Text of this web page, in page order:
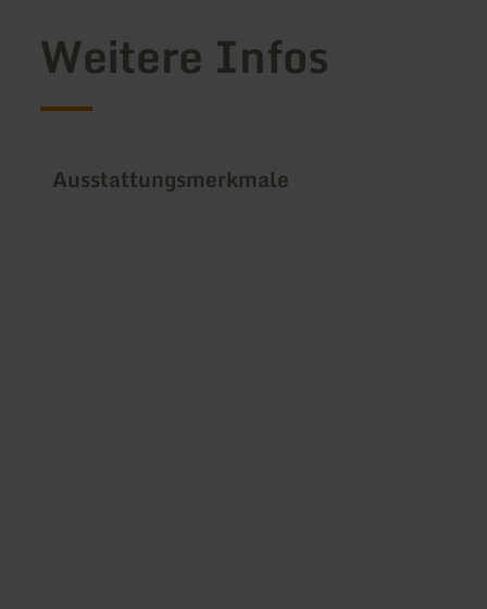
Weitere Infos
Ausstattungsmerkmale